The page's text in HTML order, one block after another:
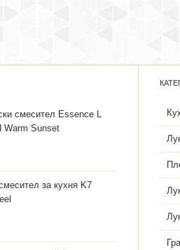
смесител Essence L
Warm Sunset
за кухня K7